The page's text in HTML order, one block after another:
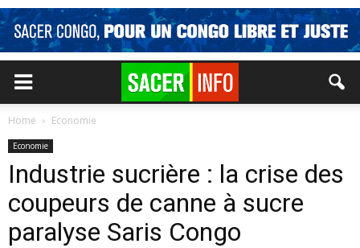
Home Economie
Economie
Industrie sucrière : la crise des
coupeurs de canne à sucre
paralyse Saris Congo